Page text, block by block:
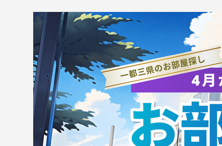
学生リーグ第3週！！
学